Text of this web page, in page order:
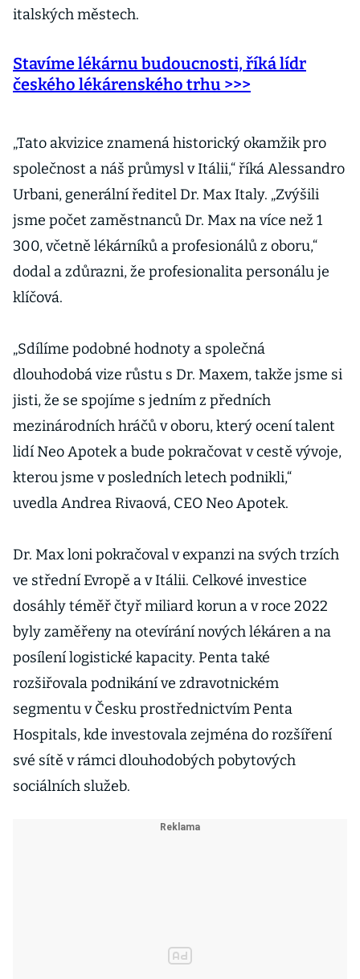
italských městech.
Stavíme lékárnu budoucnosti, říká lídr
českého lékárenského trhu >>>
„Tato akvizice znamená historický okamžik pro
společnost a náš průmysl v Itálii,“ říká Alessandro
Urbani, generální ředitel Dr. Max Italy. „Zvýšili
jsme počet zaměstnanců Dr. Max na více než 1
300, včetně lékárníků a profesionálů z oboru,“
dodal a zdůrazni, že profesionalita personálu je
klíčová.
„Sdílíme podobné hodnoty a společná
dlouhodobá vize růstu s Dr. Maxem, takže jsme si
jisti, že se spojíme s jedním z předních
mezinárodních hráčů v oboru, který ocení talent
lidí Neo Apotek a bude pokračovat v cestě vývoje,
kterou jsme v posledních letech podnikli,“
uvedla Andrea Rivaová, CEO Neo Apotek.
Dr. Max loni pokračoval v expanzi na svých trzích
ve střední Evropě a v Itálii. Celkové investice
dosáhly téměř čtyř miliard korun a v roce 2022
byly zaměřeny na otevírání nových lékáren a na
posílení logistické kapacity. Penta také
rozšiřovala podnikání ve zdravotnickém
segmentu v Česku prostřednictvím Penta
Hospitals, kde investovala zejména do rozšíření
své sítě v rámci dlouhodobých pobytových
sociálních služeb.